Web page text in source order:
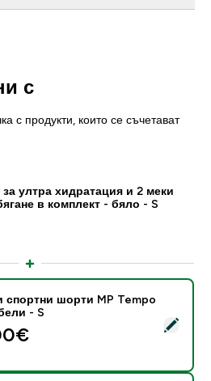
с
с продукти, които се съчетават
ултра хидратация и 2 меки
в комплект - бяло - S
- Дамски спортни шорти MP
спортни шорти MP Tempo
- S